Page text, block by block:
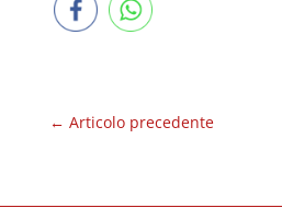
← Articolo precedente